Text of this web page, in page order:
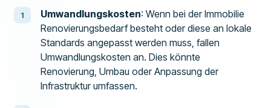
Umwandlungskosten: Wenn bei der Immobilie
Renovierungsbedarf besteht oder diese an lokale
Standards angepasst werden muss, fallen
Umwandlungskosten an. Dies könnte
Renovierung, Umbau oder Anpassung der
Infrastruktur umfassen.